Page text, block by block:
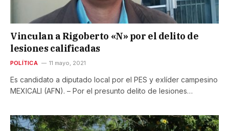
Vinculan a Rigoberto «N» por el delito de
lesiones calificadas
POLÍTICA 11 mayo, 2021
Es candidato a diputado local por el PES y exlíder campesino
MEXICALI (AFN). – Por el presunto delito de lesiones…